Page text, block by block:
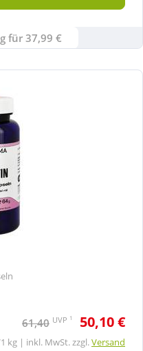
für 37,99 €
61,40 UVP 1 50,10 €
kg | inkl. MwSt. zzgl.Versand